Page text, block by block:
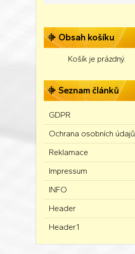
Obsah košíku
Košík je prázdný.
Seznam článků
GDPR
Ochrana osobních údajů
Reklamace
Impressum
INFO
Header
Header1